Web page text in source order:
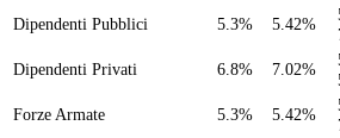
Dipendenti Pubblici
5.3% 5.42%
Dipendenti Privati
6.8% 7.02%
Forze Armate
5.3% 5.42%